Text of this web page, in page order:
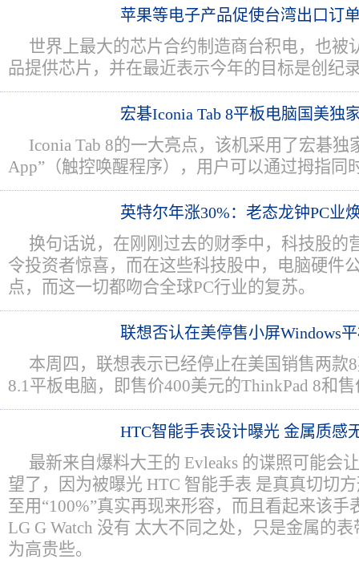
苹果等电子产品促使台湾出口订
世界上最大的芯片合约制造商台积电，也被
品提供芯片，并在最近表示今年的目标是创纪
宏碁Iconia Tab 8平板电脑国美独
Iconia Tab 8的一大亮点，该机采用了宏碁独
App”（触控唤醒程序），用户可以通过拇指同
英特尔年涨30%：老态龙钟PC业
换句话说，在刚刚过去的财季中，科技股的
令投资者惊喜，而在这些科技股中，电脑硬件
点，而这一切都吻合全球PC行业的复苏。
联想否认在美停售小屏Windows
本周四，联想表示已经停止在美国销售两款
8.1平板电脑，即售价400美元的ThinkPad 8和
HTC智能手表设计曝光 金属质感
最新来自爆料大王的 Evleaks 的谍照可能会
望了，因为被曝光 HTC 智能手表 是真真切切
至用“100%”真实再现来形容，而且看起来该手
LG G Watch 没有 太大不同之处，只是金属的
为高贵些。